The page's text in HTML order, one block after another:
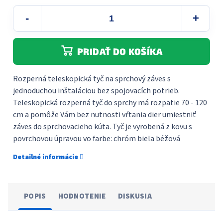
PRIDAŤ DO KOŠÍKA
Rozperná teleskopická tyč na sprchový záves s
jednoduchou inštaláciou bez spojovacích potrieb.
Teleskopická rozperná tyč do sprchy má rozpätie 70 - 120
cm a pomôže Vám bez nutnosti vŕtania dier umiestniť
záves do sprchovacieho kúta. Tyč je vyrobená z kovu s
povrchovou úpravou vo farbe: chróm biela béžová
Detailné informácie
POPIS HODNOTENIE DISKUSIA